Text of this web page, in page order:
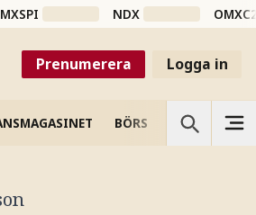
NDX
Prenumerera Logga in
BÖRS VETENSKAP